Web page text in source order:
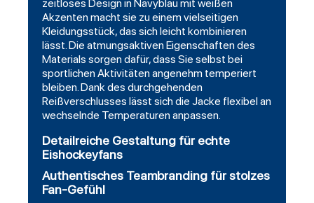
zeitloses Design in Navyblau mit weißen
Akzenten macht sie zu einem vielseitigen
Kleidungsstück, das sich leicht kombinieren
lässt. Die atmungsaktiven Eigenschaften des
Materials sorgen dafür, dass Sie selbst bei
sportlichen Aktivitäten angenehm temperiert
bleiben. Dank des durchgehenden
Reißverschlusses lässt sich die Jacke flexibel an
wechselnde Temperaturen anpassen.
Detailreiche Gestaltung für echte
Eishockeyfans
Authentisches Teambranding für stolzes
Fan-Gefühl